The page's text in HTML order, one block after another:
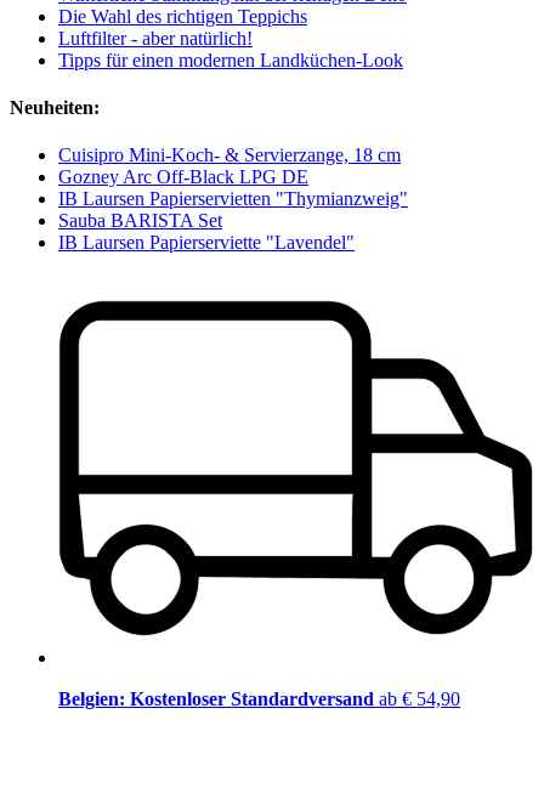
Die Wahl des richtigen Teppichs
Luftfilter - aber natürlich!
Tipps für einen modernen Landküchen-Look
Neuheiten:
Cuisipro Mini-Koch- & Servierzange, 18 cm
Gozney Arc Off-Black LPG DE
IB Laursen Papierservietten "Thymianzweig"
Sauba BARISTA Set
IB Laursen Papierserviette "Lavendel"
Belgien: Kostenloser Standardversand ab € 54,90